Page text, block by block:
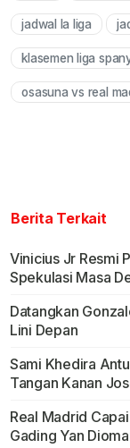
jadwal la liga
klasemen liga
osasuna vs real
Berita Terkait
Vinicius Jr Resmi
Spekulasi Masa
Datangkan
Lini Depan
Sami Khedira
Tangan Kanan
Real Madrid
Gading Yan